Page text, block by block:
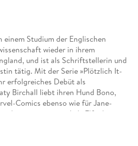
sauerlaender.de
Studium der Englischen
wieder in ihrem
und ist als Schriftstellerin und
tätig. Mit der Serie »Plötzlich It-
erfolgreiches Debüt als
Birchall liebt ihren Hund Bono,
Comics ebenso wie für Jane-
zu gerne einmal als Elfe die